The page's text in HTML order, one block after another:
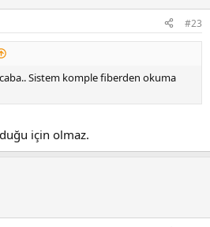
#23
Sistem komple fiberden okuma
için olmaz.